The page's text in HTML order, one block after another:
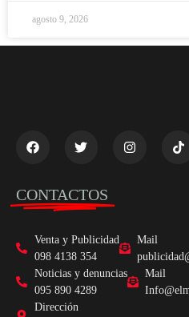
agosto 9, 2026
CONTACTOS
Venta y Publicidad
098 4138 354
Mail
Noticias y denuncias
095 890 4289
Mail
Dirección